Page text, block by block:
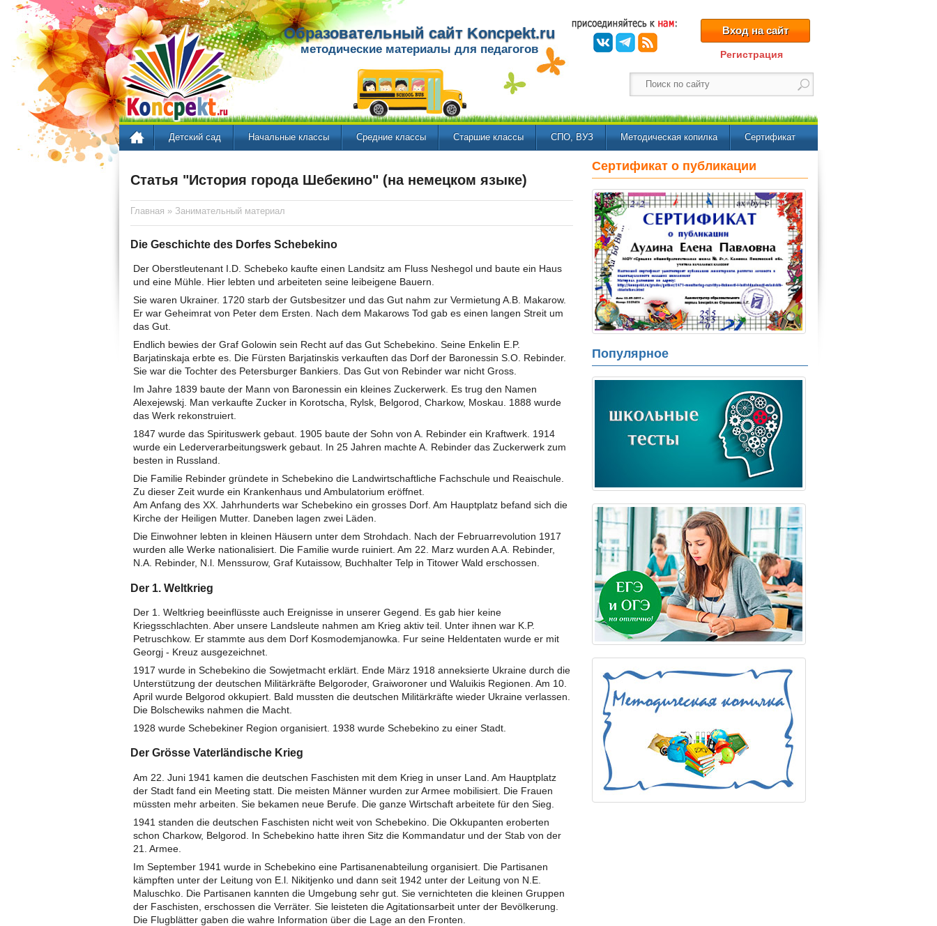
Образовательный сайт Koncpekt.ru
методические материалы для педагогов
Вход на сайт
Регистрация
Детский сад Начальные классы Средние классы Старшие классы СПО, ВУЗ Методическая копилка Сертификат
Статья "История города Шебекино" (на немецком языке)
Главная » Занимательный материал
Die Geschichte des Dorfes Schebekino
Der Oberstleutenant I.D. Schebeko kaufte einen Landsitz am Fluss Neshegol und baute ein Haus
und eine Mühle. Hier lebten und arbeiteten seine leibeigene Bauern.
Sie waren Ukrainer. 1720 starb der Gutsbesitzer und das Gut nahm zur Vermietung A.B. Makarow.
Er war Geheimrat von Peter dem Ersten. Nach dem Makarows Tod gab es einen langen Streit um
das Gut.
Endlich bewies der Graf Golowin sein Recht auf das Gut Schebekino. Seine Enkelin E.P.
Barjatinskaja erbte es. Die Fürsten Barjatinskis verkauften das Dorf der Baronessin S.O. Rebinder.
Sie war die Tochter des Petersburger Bankiers. Das Gut von Rebinder war nicht Gross.
Im Jahre 1839 baute der Mann von Baronessin ein kleines Zuckerwerk. Es trug den Namen
Alexejewskj. Man verkaufte Zucker in Korotscha, Rylsk, Belgorod, Charkow, Moskau. 1888 wurde
das Werk rekonstruiert.
1847 wurde das Spirituswerk gebaut. 1905 baute der Sohn von A. Rebinder ein Kraftwerk. 1914
wurde ein Lederverarbeitungswerk gebaut. In 25 Jahren machte A. Rebinder das Zuckerwerk zum
besten in Russland.
Die Familie Rebinder gründete in Schebekino die Landwirtschaftliche Fachschule und Reaischule.
Zu dieser Zeit wurde ein Krankenhaus und Ambulatorium eröffnet.
Am Anfang des XX. Jahrhunderts war Schebekino ein grosses Dorf. Am Hauptplatz befand sich die
Kirche der Heiligen Mutter. Daneben lagen zwei Läden.
Die Einwohner lebten in kleinen Häusern unter dem Strohdach. Nach der Februarrevolution 1917
wurden alle Werke nationalisiert. Die Familie wurde ruiniert. Am 22. Marz wurden A.A. Rebinder,
N.A. Rebinder, N.l. Menssurow, Graf Kutaissow, Buchhalter Telp in Titower Wald erschossen.
Der 1. Weltkrieg
Der 1. Weltkrieg beeinflüsste auch Ereignisse in unserer Gegend. Es gab hier keine
Kriegsschlachten. Aber unsere Landsleute nahmen am Krieg aktiv teil. Unter ihnen war K.P.
Petruschkow. Er stammte aus dem Dorf Kosmodemjanowka. Fur seine Heldentaten wurde er mit
Georgj - Kreuz ausgezeichnet.
1917 wurde in Schebekino die Sowjetmacht erklärt. Ende März 1918 anneksierte Ukraine durch die
Unterstützung der deutschen Militärkräfte Belgoroder, Graiworoner und Waluikis Regionen. Am 10.
April wurde Belgorod okkupiert. Bald mussten die deutschen Militärkräfte wieder Ukraine verlassen.
Die Bolschewiks nahmen die Macht.
1928 wurde Schebekiner Region organisiert. 1938 wurde Schebekino zu einer Stadt.
Der Grösse Vaterländische Krieg
Am 22. Juni 1941 kamen die deutschen Faschisten mit dem Krieg in unser Land. Am Hauptplatz
der Stadt fand ein Meeting statt. Die meisten Männer wurden zur Armee mobilisiert. Die Frauen
müssten mehr arbeiten. Sie bekamen neue Berufe. Die ganze Wirtschaft arbeitete für den Sieg.
1941 standen die deutschen Faschisten nicht weit von Schebekino. Die Okkupanten eroberten
schon Charkow, Belgorod. In Schebekino hatte ihren Sitz die Kommandatur und der Stab von der
21. Armee.
Im September 1941 wurde in Schebekino eine Partisanenabteilung organisiert. Die Partisanen
kämpften unter der Leitung von E.l. Nikitjenko und dann seit 1942 unter der Leitung von N.E.
Maluschko. Die Partisanen kannten die Umgebung sehr gut. Sie vernichteten die kleinen Gruppen
der Faschisten, erschossen die Verräter. Sie leisteten die Agitationsarbeit unter der Bevölkerung.
Die Flugblätter gaben die wahre Information über die Lage an den Fronten.
Сертификат о публикации
Популярное